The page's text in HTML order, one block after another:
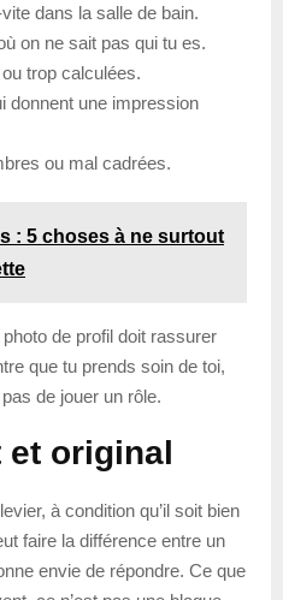
dans la salle de bain.
on ne sait pas qui tu es.
trop calculées.
donnent une impression
ou mal cadrées.
: 5 choses à ne surtout
de profil doit rassurer
que tu prends soin de toi,
de jouer un rôle.
et original
à condition qu’il soit bien
faire la différence entre un
envie de répondre. Ce que